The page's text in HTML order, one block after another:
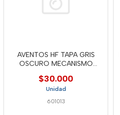
AVENTOS HF TAPA GRIS
OSCURO MECANISMO
$30.000
Unidad
601013